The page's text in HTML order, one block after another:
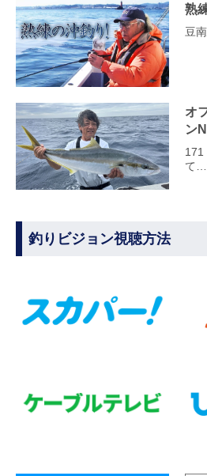
熟
豆
オ
ン
171
て…
釣りビジョン視聴方法